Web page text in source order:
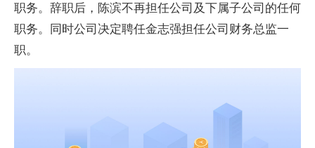
职务。辞职后，陈滨不再担任公司及下属子公司的任何
职务。同时公司决定聘任金志强担任公司财务总监一
职。